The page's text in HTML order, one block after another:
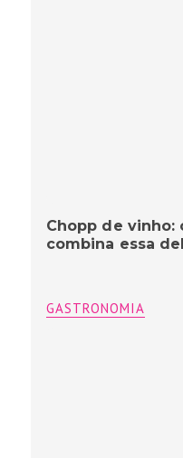
Chopp de vinho:
combina essa
GASTRONOMIA